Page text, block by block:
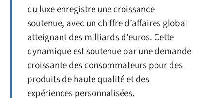
du luxe enregistre une croissance
soutenue, avec un chiffre d’affaires global
atteignant des milliards d’euros. Cette
dynamique est soutenue par une demande
croissante des consommateurs pour des
produits de haute qualité et des
expériences personnalisées.